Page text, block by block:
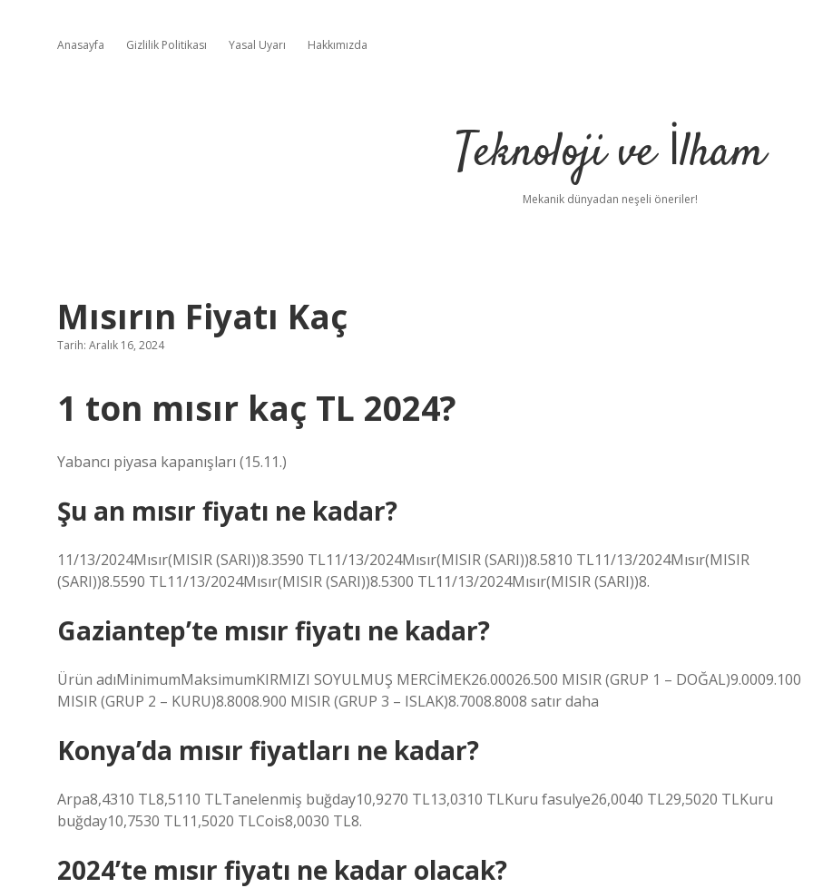
Anasayfa Gizlilik Politikası Yasal Uyarı Hakkımızda
Teknoloji ve İlham
Mekanik dünyadan neşeli öneriler!
Mısırın Fiyatı Kaç
Tarih: Aralık 16, 2024
1 ton mısır kaç TL 2024?
Yabancı piyasa kapanışları (15.11.)
Şu an mısır fiyatı ne kadar?
11/13/2024Mısır(MISIR (SARI))8.3590 TL11/13/2024Mısır(MISIR (SARI))8.5810 TL11/13/2024Mısır(MISIR
(SARI))8.5590 TL11/13/2024Mısır(MISIR (SARI))8.5300 TL11/13/2024Mısır(MISIR (SARI))8.
Gaziantep’te mısır fiyatı ne kadar?
Ürün adıMinimumMaksimumKIRMIZI SOYULMUŞ MERCİMEK26.00026.500 MISIR (GRUP 1 – DOĞAL)9.0009.100
MISIR (GRUP 2 – KURU)8.8008.900 MISIR (GRUP 3 – ISLAK)8.7008.8008 satır daha
Konya’da mısır fiyatları ne kadar?
Arpa8,4310 TL8,5110 TLTanelenmiş buğday10,9270 TL13,0310 TLKuru fasulye26,0040 TL29,5020 TLKuru
buğday10,7530 TL11,5020 TLCois8,0030 TL8.
2024’te mısır fiyatı ne kadar olacak?